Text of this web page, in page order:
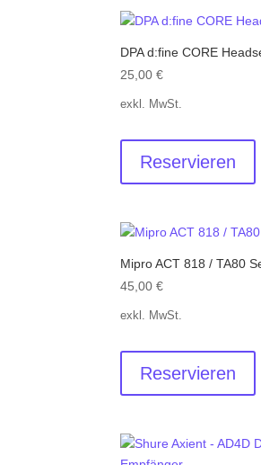
DPA d:fine CORE
25,00€
exkl. MwSt.
Reservieren
Mipro ACT 818 / TA80
45,00€
exkl. MwSt.
Reservieren